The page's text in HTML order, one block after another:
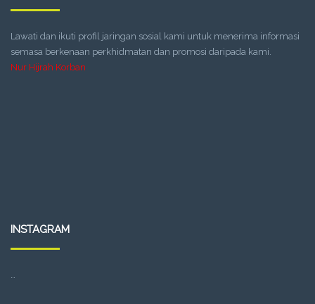
Lawati dan ikuti profil jaringan sosial kami untuk menerima informasi
semasa berkenaan perkhidmatan dan promosi daripada kami.
Nur Hijrah Korban
INSTAGRAM
…